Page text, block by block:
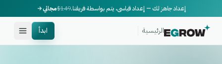
إعداد جاهز لك — إعداد قياسي، يتم بواسطة فريقنا.$149مجاني
الرئيسية ابدأ